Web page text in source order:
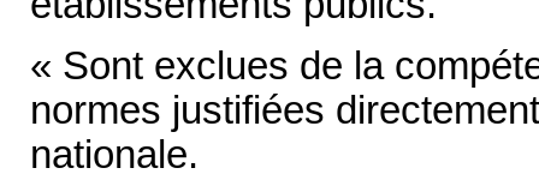
« Sont exclues de la
normes justifiées
nationale.